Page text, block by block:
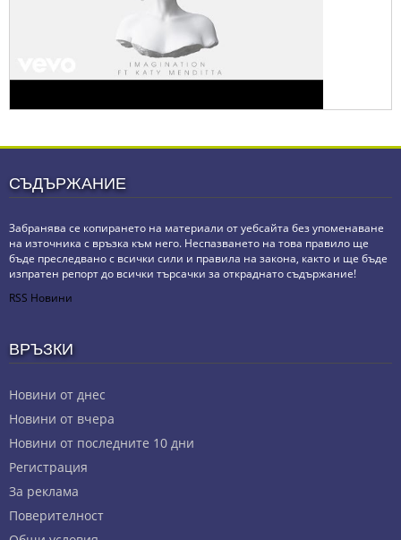
СЪДЪРЖАНИЕ
Забранява се копирането на материали от уебсайта без упоменаване
на източника с връзка към него. Неспазването на това правило ще
бъде преследвано с всички сили и правила на закона, както и ще бъде
изпратен репорт до всички търсачки за откраднато съдържание!
RSS Новини
ВРЪЗКИ
Новини от днес
Новини от вчера
Новини от последните 10 дни
Регистрация
За реклама
Πoвepитeлнocт